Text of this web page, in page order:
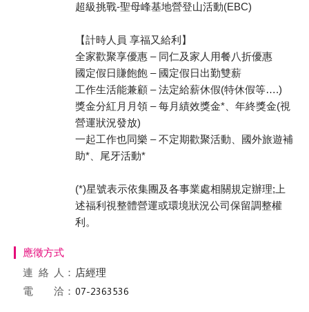
超級挑戰-聖母峰基地營登山活動(EBC)
【計時人員 享福又給利】
全家歡聚享優惠 – 同仁及家人用餐八折優惠
國定假日賺飽飽 – 國定假日出勤雙薪
工作生活能兼顧 – 法定給薪休假(特休假等….)
獎金分紅月月領 – 每月績效獎金*、年終獎金(視
營運狀況發放)
一起工作也同樂 – 不定期歡聚活動、國外旅遊補
助*、尾牙活動*
(*)星號表示依集團及各事業處相關規定辦理;上
述福利視整體營運或環境狀況公司保留調整權
利。
應徵方式
連絡
人： 店經理
電 洽：